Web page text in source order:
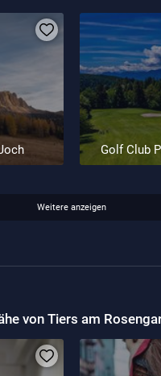
Golf Club
Weitere anzeigen
von Tiers am